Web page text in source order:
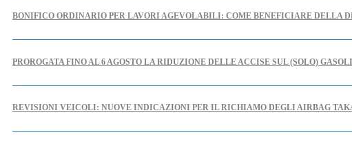
BONIFICO ORDINARIO PER LAVORI AGEVOLABILI: COME BENEFICIARE DELLA
PROROGATA FINO AL 6 AGOSTO LA RIDUZIONE DELLE ACCISE SUL (SOLO)
REVISIONI VEICOLI: NUOVE INDICAZIONI PER IL RICHIAMO DEGLI AIRBAG